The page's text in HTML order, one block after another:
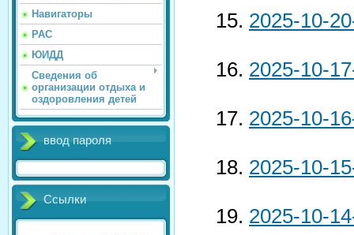
Навигаторы
РАС
ЮИДД
Сведения об
организации отдыха и
оздоровления детей
ввод пароля
Ссылки
2025-10-
2025-10-
2025-10-
2025-10-
2025-10-